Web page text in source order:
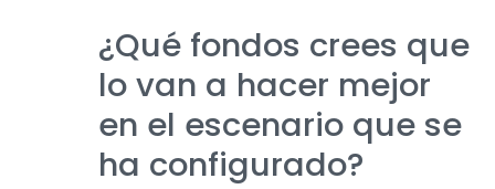
¿Qué fondos crees que
lo van a hacer mejor
en el escenario que se
ha configurado?